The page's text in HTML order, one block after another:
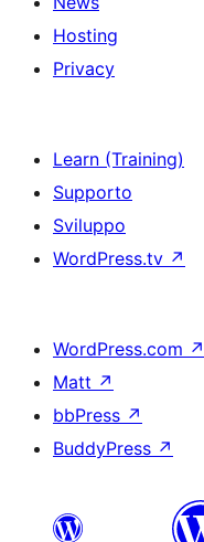
Hosting
Privacy
Learn (Training)
Supporto
Sviluppo
WordPress.tv ↗
WordPress.com ↗
Matt ↗
bbPress ↗
BuddyPress ↗